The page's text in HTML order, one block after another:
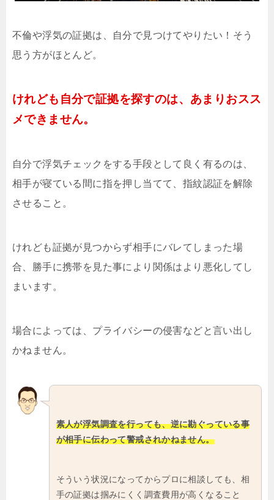
不倫や浮気の証拠は、自分で見つけてやりたい！そう
思う方がほとんど。
けれども自分で証拠を探すのは、あまりおスス
メできません。
自分で浮気チェックをする手段として良く有るのは、
相手が寝ている間に指を押し当てて、指紋認証を解除
させること。
けれども証拠が見つからず相手にバレてしまった場
合、勝手に携帯を見た事により関係はより悪化してし
まいます。
場合によっては、プライバシーの侵害などと言い出し
かねません。
素人が浮気調査を行っても、逆に勘ぐっている事
が相手に伝わって警戒されかねません。
そういう状況になってからプロに相談しても、相
手の証拠は掴みにくく調査費用が高くなること